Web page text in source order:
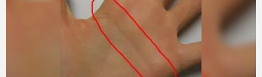
乳がん闘病中の演歌歌手・石原詢子「自ら
髪の毛をむしり取り…」抗がん剤の脱毛乗
り越え、仕事復帰へ見せた…
週刊女性2026年7月28日・8月4日号